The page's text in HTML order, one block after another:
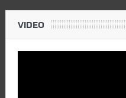
VIDEO